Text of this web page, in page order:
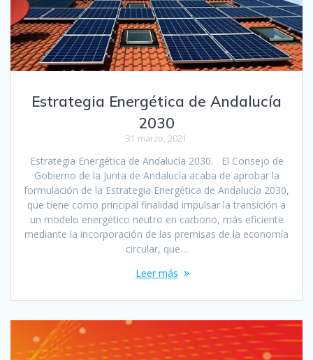
Estrategia Energética de Andalucía
2030
31 marzo, 2021
Estrategia Energética de Andalucía 2030. El Consejo de
Gobierno de la Junta de Andalucía acaba de aprobar la
formulación de la Estrategia Energética de Andalucía 2030,
que tiene como principal finalidad impulsar la transición a
un modelo energético neutro en carbono, más eficiente
mediante la incorporación de las premisas de la economía
circular, que…
Leer más